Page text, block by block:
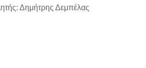
Δημήτρης Δεμπέλας